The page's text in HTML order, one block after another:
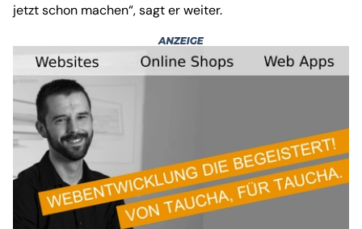
jetzt schon machen“, sagt er weiter.